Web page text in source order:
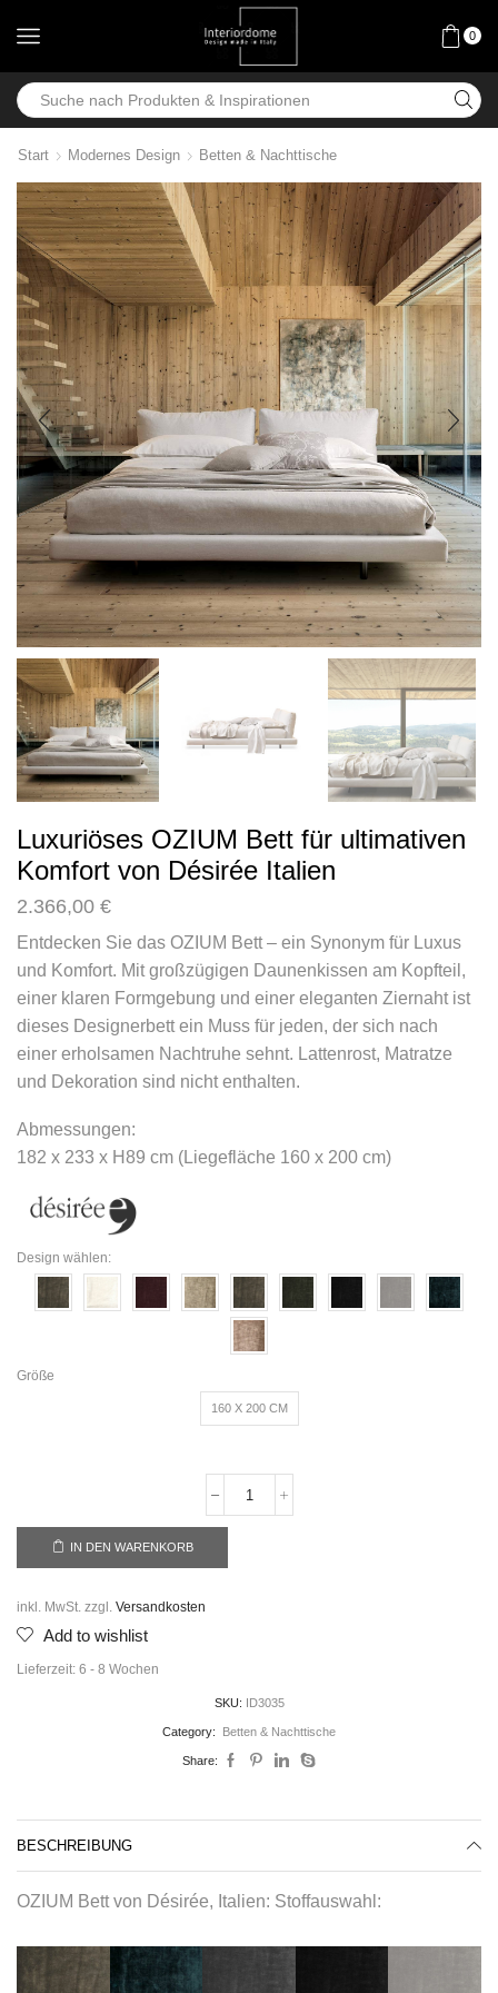
0
Start Modernes Design Betten & Nachttische
Luxuriöses OZIUM Bett für ultimativen
Komfort von Désirée Italien
2.366,00 €
Entdecken Sie das OZIUM Bett – ein Synonym für Luxus
und Komfort. Mit großzügigen Daunenkissen am Kopfteil,
einer klaren Formgebung und einer eleganten Ziernaht ist
dieses Designerbett ein Muss für jeden, der sich nach
einer erholsamen Nachtruhe sehnt. Lattenrost, Matratze
und Dekoration sind nicht enthalten.
Abmessungen:
182 x 233 x H89 cm (Liegefläche 160 x 200 cm)
Design wählen:
Größe
160 X 200 CM
IN DEN WARENKORB
inkl. MwSt. zzgl. Versandkosten
Add to wishlist
Lieferzeit: 6 - 8 Wochen
SKU: ID3035
Category: Betten & Nachttische
Share:
BESCHREIBUNG
OZIUM Bett von Désirée, Italien: Stoffauswahl: